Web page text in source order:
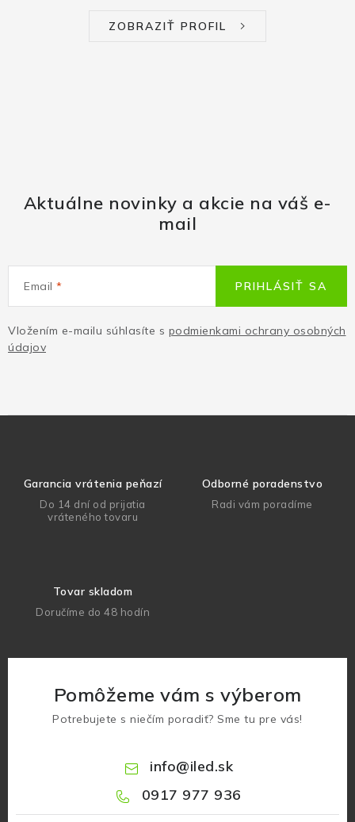
ZOBRAZIŤ PROFIL
Aktuálne novinky a akcie na váš e-
mail
Email
Vložením e-mailu súhlasíte s podmienkami ochrany osobných
údajov
PRIHLÁSIŤ SA
Garancia vrátenia peňazí
Do 14 dní od prijatia
vráteného tovaru
Odborné poradenstvo
Radi vám poradíme
Tovar skladom
Doručíme do 48 hodín
Pomôžeme vám s výberom
Potrebujete s niečím poradiť? Sme tu pre vás!
info@iled.sk
0917 977 936